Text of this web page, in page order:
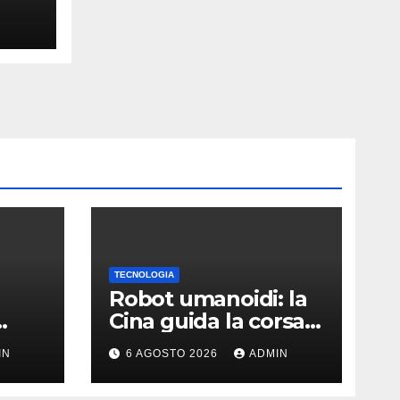
li
TECNOLOGIA
Robot umanoidi: la
Cina guida la corsa
ma gli USA restano
davanti nella qualità
6 AGOSTO 2026 ADMIN